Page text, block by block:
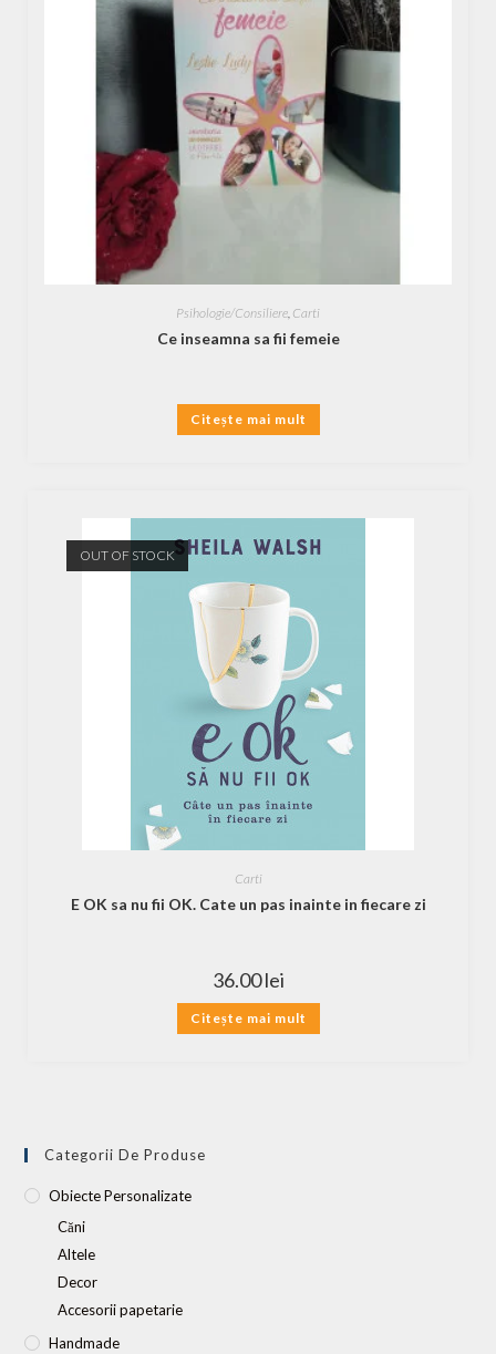
Psihologie/Consiliere, Carti
Ce inseamna sa fii femeie
Citește mai mult
OUT OF STOCK
Carti
E OK sa nu fii OK. Cate un pas inainte in fiecare zi
36.00lei
Citește mai mult
Categorii De Produse
Obiecte Personalizate
Căni
Altele
Decor
Accesorii papetarie
Handmade